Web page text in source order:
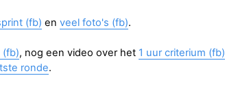
(fb) en veel foto's (fb).
(fb), nog een video over het 1 uur criterium (fb)
ronde.